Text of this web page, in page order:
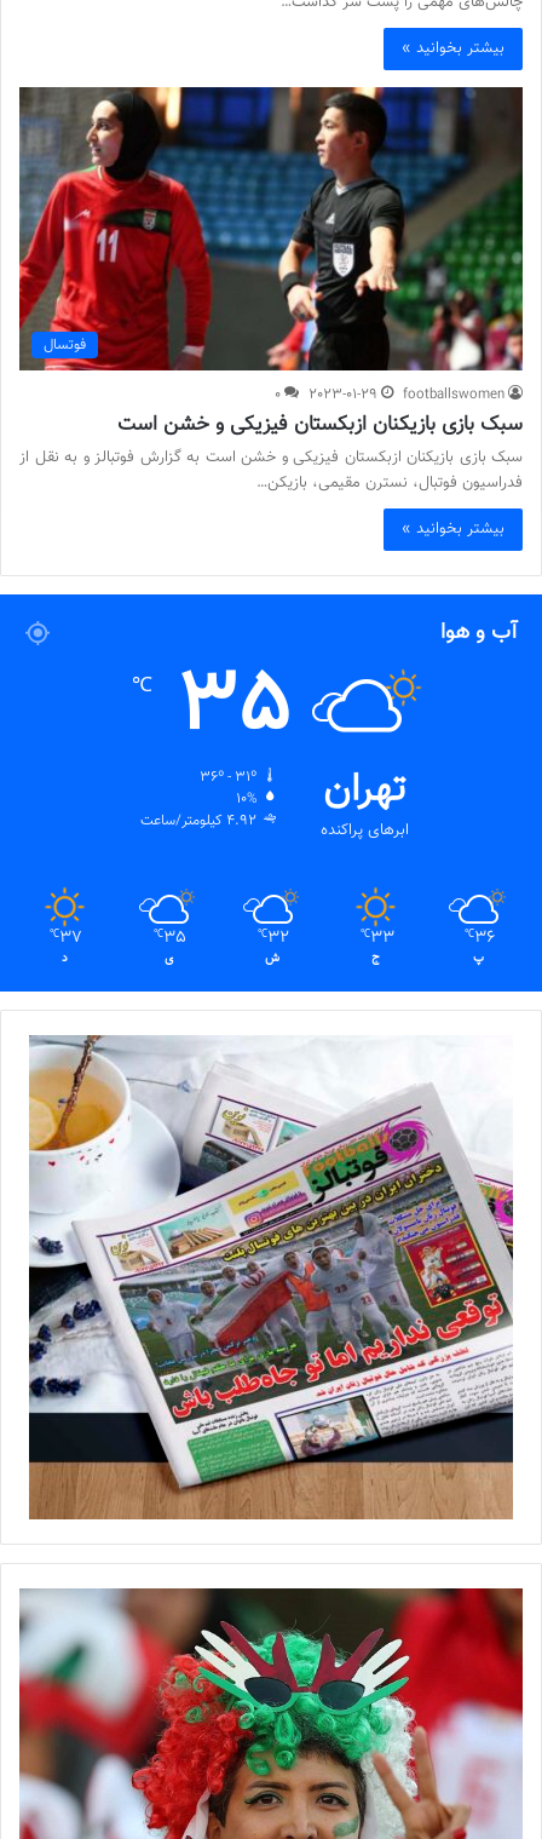
بیشتر بخوانید »
فوتسال
footballswomen
2023-01-29
0
سبک بازی بازیکنان ازبکستان فیزیکی و خشن است
سبک بازی بازیکنان ازبکستان فیزیکی و خشن است به گزارش فوتبالز و به نقل از
فدراسیون فوتبال، نسترن مقیمی، بازیکن…
بیشتر بخوانید »
آب و هوا
تهران
ابرهای پراکنده
35
℃
10%
4.92 کیلومتر/ساعت
36
℃
پ
33
℃
ج
32
℃
ش
35
℃
ی
37
℃
د